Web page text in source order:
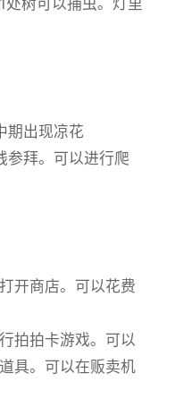
处树可以捕虫。灯里
期出现凉花
参拜。可以进行爬
开商店。可以花费
拍拍卡游戏。可以
具。可以在贩卖机